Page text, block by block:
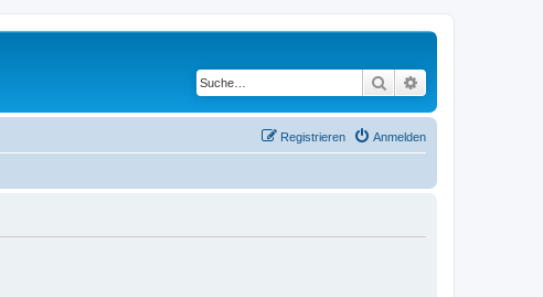
Suche
Anmelden
Registrieren